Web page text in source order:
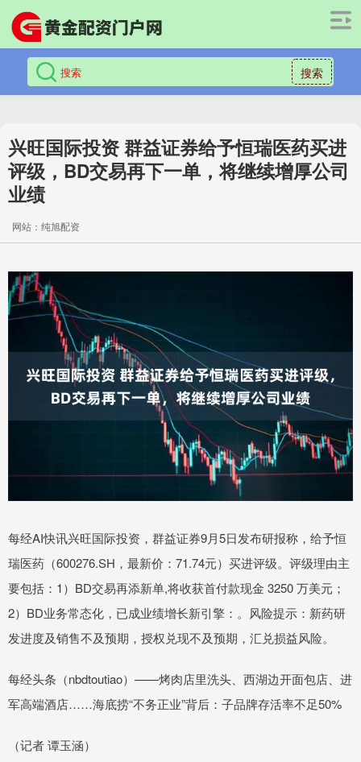
搜索
兴旺国际投资 群益证券给予恒瑞医药买进
评级，BD交易再下一单，将继续增厚公司
业绩
网站：纯旭配资
每经AI快讯兴旺国际投资，群益证券9月5日发布研报称，给予恒
瑞医药（600276.SH，最新价：71.74元）买进评级。评级理由主
要包括：1）BD交易再添新单,将收获首付款现金 3250 万美元；
2）BD业务常态化，已成业绩增长新引擎：。风险提示：新药研
发进度及销售不及预期，授权兑现不及预期，汇兑损益风险。
每经头条（nbdtoutiao）——烤肉店里洗头、西湖边开面包店、进
军高端酒店……海底捞“不务正业”背后：子品牌存活率不足50%
（记者 谭玉涵）